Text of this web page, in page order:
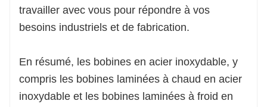
travailler avec vous pour répondre à vos
besoins industriels et de fabrication.
En résumé, les bobines en acier inoxydable, y
compris les bobines laminées à chaud en acier
inoxydable et les bobines laminées à froid en